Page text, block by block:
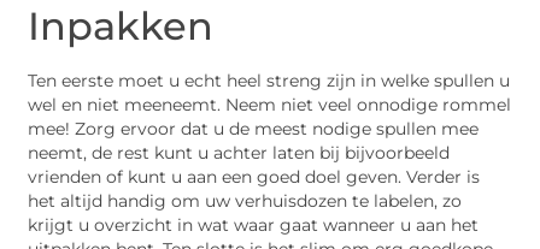
Inpakken
Ten eerste moet u echt heel streng zijn in welke spullen u
wel en niet meeneemt. Neem niet veel onnodige rommel
mee! Zorg ervoor dat u de meest nodige spullen mee
neemt, de rest kunt u achter laten bij bijvoorbeeld
vrienden of kunt u aan een goed doel geven. Verder is
het altijd handig om uw verhuisdozen te labelen, zo
krijgt u overzicht in wat waar gaat wanneer u aan het